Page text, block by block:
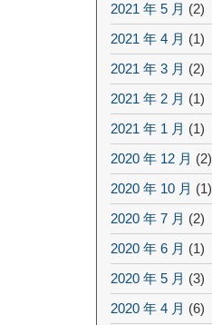
2021 年 5 月 (2)
2021 年 4 月 (1)
2021 年 3 月 (2)
2021 年 2 月 (1)
2021 年 1 月 (1)
2020 年 12 月 (2)
2020 年 10 月 (1)
2020 年 7 月 (2)
2020 年 6 月 (1)
2020 年 5 月 (3)
2020 年 4 月 (6)